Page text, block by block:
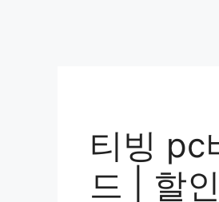
티빙 pc
드 | 할